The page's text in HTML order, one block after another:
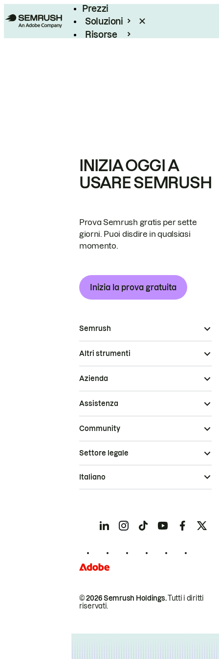
Prezzi
Soluzioni
Risorse
INIZIA OGGI A
USARE SEMRUSH
Prova Semrush gratis per sette
giorni. Puoi disdire in qualsiasi
momento.
Inizia la prova gratuita
Semrush
Altri strumenti
Azienda
Assistenza
Community
© 2026 Semrush Holdings.Tutti i diritti
riservati.
Settore legale
Italiano